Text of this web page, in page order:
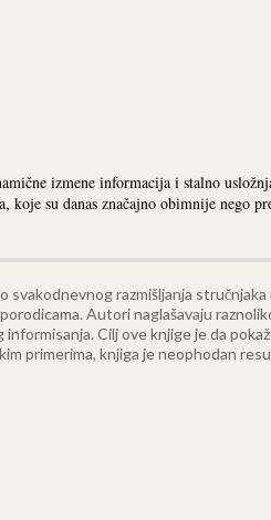
izmene informacija i stalno
su danas značajno obimnije nego
razmišljanja
Autori naglašavaju
informisanja. Cilj ove knjige je da
primerima, knjiga je neophodan